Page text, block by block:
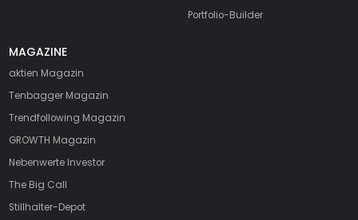
Portfolio-Builder
MAGAZINE
aktien Magazin
Tenbagger Magazin
Trendfollowing Magazin
GROWTH Magazin
Nebenwerte Investor
The Big Call
Stillhalter-Depot